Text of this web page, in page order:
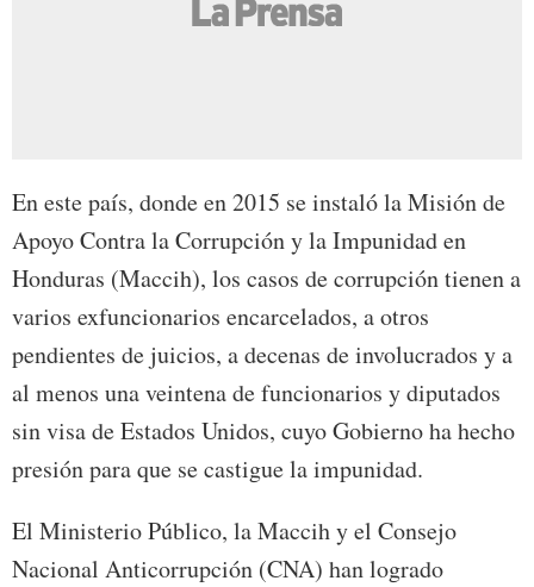
En este país, donde en 2015 se instaló la Misión de
Apoyo Contra la Corrupción y la Impunidad en
Honduras (Maccih), los casos de corrupción tienen a
varios exfuncionarios encarcelados, a otros
pendientes de juicios, a decenas de involucrados y a
al menos una veintena de funcionarios y diputados
sin visa de Estados Unidos, cuyo Gobierno ha hecho
presión para que se castigue la impunidad.
El Ministerio Público, la Maccih y el Consejo
Nacional Anticorrupción (CNA) han logrado